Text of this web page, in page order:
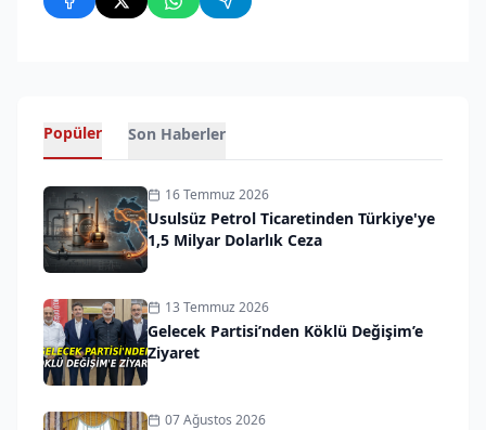
Popüler Son Haberler
16 Temmuz 2026
Usulsüz Petrol Ticaretinden Türkiye'ye
1,5 Milyar Dolarlık Ceza
13 Temmuz 2026
Gelecek Partisi’nden Köklü Değişim’e
Ziyaret
07 Ağustos 2026